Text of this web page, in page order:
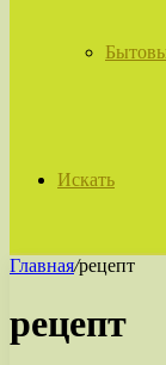
Искать
Главная/рецепт
рецепт